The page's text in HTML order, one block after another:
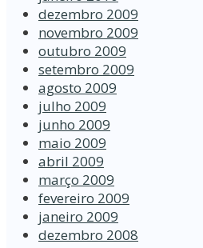
dezembro 2009
novembro 2009
outubro 2009
setembro 2009
agosto 2009
julho 2009
junho 2009
maio 2009
abril 2009
março 2009
fevereiro 2009
janeiro 2009
dezembro 2008